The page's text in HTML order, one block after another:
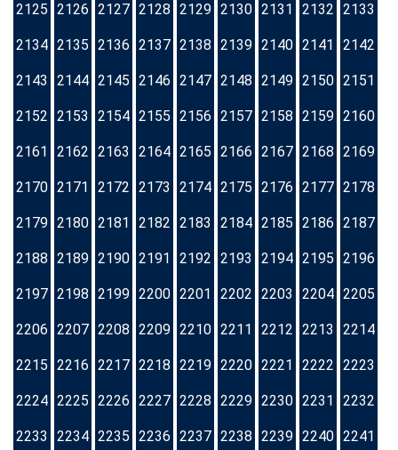
2125 2126 2127 2128 2129 2130 2131 2132 2133
2134 2135 2136 2137 2138 2139 2140 2141 2142
2143 2144 2145 2146 2147 2148 2149 2150 2151
2152 2153 2154 2155 2156 2157 2158 2159 2160
2161 2162 2163 2164 2165 2166 2167 2168 2169
2170 2171 2172 2173 2174 2175 2176 2177 2178
2179 2180 2181 2182 2183 2184 2185 2186 2187
2188 2189 2190 2191 2192 2193 2194 2195 2196
2197 2198 2199 2200 2201 2202 2203 2204 2205
2206 2207 2208 2209 2210 2211 2212 2213 2214
2215 2216 2217 2218 2219 2220 2221 2222 2223
2224 2225 2226 2227 2228 2229 2230 2231 2232
2233 2234 2235 2236 2237 2238 2239 2240 2241